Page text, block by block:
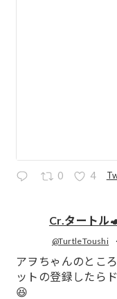
0 4
Cr.タートル
@TurtleToushi ·
アヲちゃんのとこ
ットの登録したら
😆